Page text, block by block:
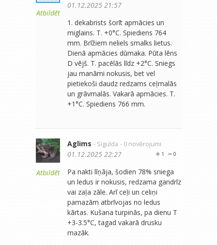
Atbildēt
01.12.2025 21:57
1. dekabrists šorīt apmācies un
miglains. T. +0°C. Spiediens 764
mm. Brīžiem neliels smalks lietus.
Dienā apmācies dūmaka. Pūta lēns
D vējš. T. pacēlās līdz +2°C. Sniegs
jau manāmi nokusis, bet vel
pietiekoši daudz redzams ceļmalās
un grāvmalās. Vakarā apmācies. T.
+1°C. Spiediens 766 mm.
Atbildēt
Aglims - Sigulda - 0 novērojumi
0
1
01.12.2025 22:27
Pa nakti līņāja, šodien 78% sniega
un ledus ir nokusis, redzama gandrīz
vai zaļa zāle. Arī ceļi un celiņi
pamazām atbrīvojas no ledus
kārtas. Kušana turpinās, pa dienu T
+3-3.5°C, tagad vakarā drusku
mazāk.